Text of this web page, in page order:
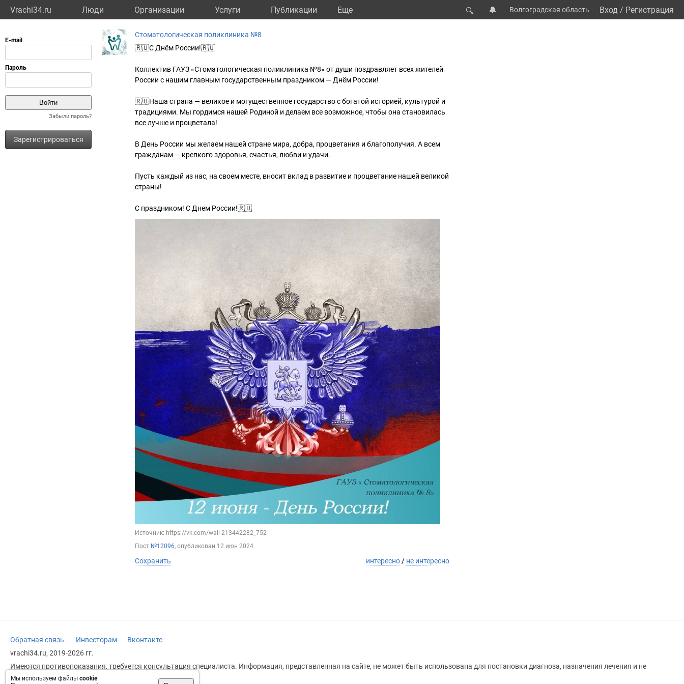
Vrachi34.ru Люди Организации Услуги Публикации Eще 🔍 🔔 Волгоградская область Вход / Регистрация
Забыли пароль?
Зарегистрироваться
Мы используем файлы cookie.
Стоматологическая поликлиника №8
🇷🇺С Днём России!🇷🇺
Коллектив ГАУЗ «Стоматологическая поликлиника №8» от души поздравляет всех жителей
России с нашим главным государственным праздником — Днём России!
🇷🇺Наша страна — великое и могущественное государство с богатой историей, культурой и
традициями. Мы гордимся нашей Родиной и делаем все возможное, чтобы она становилась
все лучше и процветала!
В День России мы желаем нашей стране мира, добра, процветания и благополучия. А всем
гражданам — крепкого здоровья, счастья, любви и удачи.
Пусть каждый из нас, на своем месте, вносит вклад в развитие и процветание нашей великой
страны!
С праздником! С Днем России!🇷🇺
Источник: https://vk.com/wall-213442282_752
Пост №12096, опубликован 12 июн 2024
Сохранить интересно / не интересно
Обратная связь Инвесторам
Вконтакте
vrachi34.ru, 2019-2026 гг.
Имеются противопоказания, требуется консультация специалиста. Информация, представленная на сайте, не может быть использована для постановки диагноза, назначения лечения и не
заменяет прием врача.